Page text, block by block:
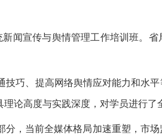
闻宣传与舆情管理工作培训班。省
巧、提高网络舆情应对能力和水平
理论高度与实践深度 ， 对学员进行了
分，当前全媒体格局加速重塑 ，市场